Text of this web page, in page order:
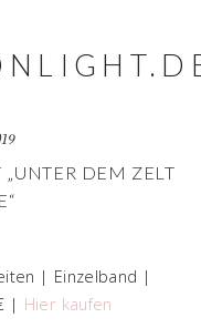
DEM ZELT
| Einzelband |
| Hier kaufen